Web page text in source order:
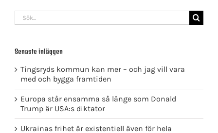
Sök
efter:
Senaste inläggen
Tingsryds kommun kan mer – och jag vill vara
med och bygga framtiden
Europa står ensamma så länge som Donald
Trump är USA:s diktator
Ukrainas frihet är existentiell även för hela